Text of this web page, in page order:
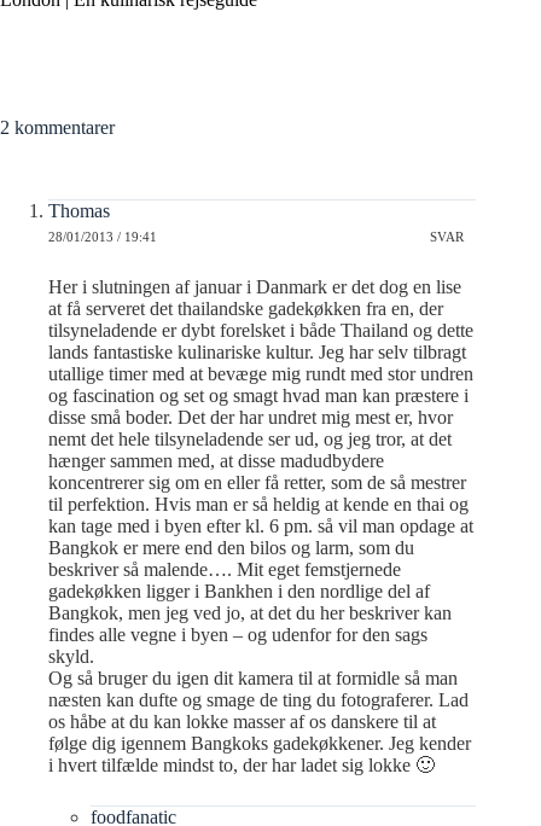
2 kommentarer
Thomas
28/01/2013 / 19:41 SVAR
Her i slutningen af januar i Danmark er det dog en lise
at få serveret det thailandske gadekøkken fra en, der
tilsyneladende er dybt forelsket i både Thailand og dette
lands fantastiske kulinariske kultur. Jeg har selv tilbragt
utallige timer med at bevæge mig rundt med stor undren
og fascination og set og smagt hvad man kan præstere i
disse små boder. Det der har undret mig mest er, hvor
nemt det hele tilsyneladende ser ud, og jeg tror, at det
hænger sammen med, at disse madudbydere
koncentrerer sig om en eller få retter, som de så mestrer
til perfektion. Hvis man er så heldig at kende en thai og
kan tage med i byen efter kl. 6 pm. så vil man opdage at
Bangkok er mere end den bilos og larm, som du
beskriver så malende…. Mit eget femstjernede
gadekøkken ligger i Bankhen i den nordlige del af
Bangkok, men jeg ved jo, at det du her beskriver kan
findes alle vegne i byen – og udenfor for den sags
skyld.
Og så bruger du igen dit kamera til at formidle så man
næsten kan dufte og smage de ting du fotograferer. Lad
os håbe at du kan lokke masser af os danskere til at
følge dig igennem Bangkoks gadekøkkener. Jeg kender
i hvert tilfælde mindst to, der har ladet sig lokke 🙂
foodfanatic